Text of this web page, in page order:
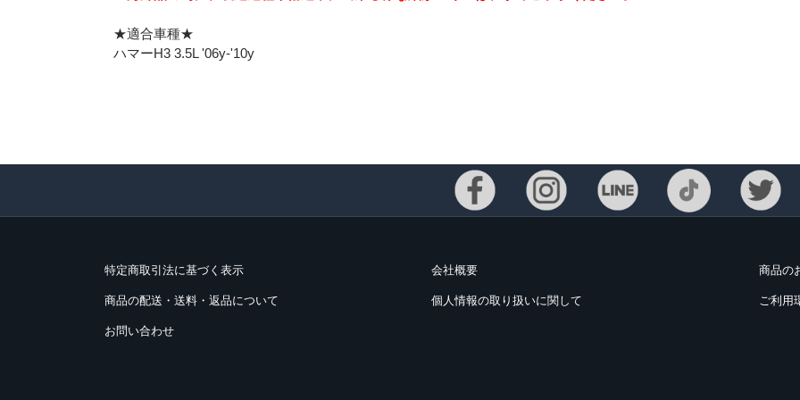
★適合車種★
ハマーH3 3.5L '06y-'10y
Eメー
特定商取引法に基づく表示 会社概要 商品の
商品の配送・送料・返品について 個人情報の取り扱いに関して ご利用
お問い合わせ